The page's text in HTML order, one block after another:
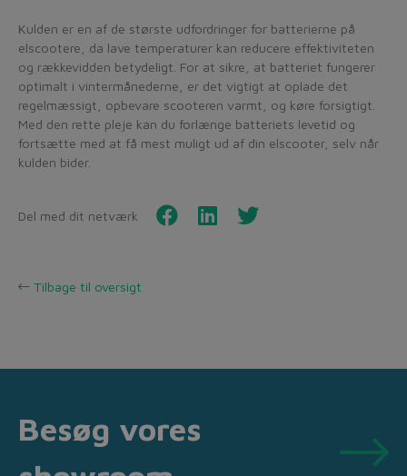
Kulden er en af de største udfordringer for batterierne på
elscootere, da lave temperaturer kan reducere effektiviteten
og rækkevidden betydeligt. For at sikre, at batteriet fungerer
optimalt i vintermånederne, er det vigtigt at oplade det
regelmæssigt, opbevare scooteren varmt, og køre forsigtigt.
Med den rette pleje kan du forlænge batteriets levetid og
fortsætte med at få mest muligt ud af din elscooter, selv når
kulden bider.
Del med dit netværk
Tilbage til oversigt
Besøg vores